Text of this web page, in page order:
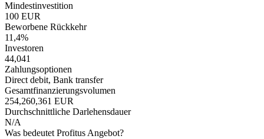
Mindestinvestition
100 EUR
Beworbene Rückkehr
11,4%
Investoren
44,041
Zahlungsoptionen
Direct debit, Bank transfer
Gesamtfinanzierungsvolumen
254,260,361 EUR
Durchschnittliche Darlehensdauer
N/A
Was bedeutet Profitus Angebot?